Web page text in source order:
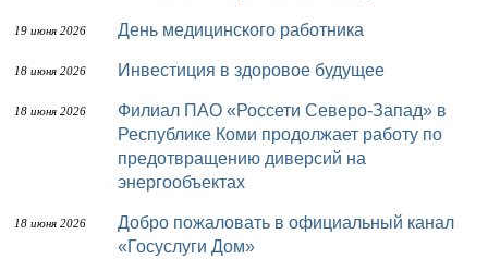
19 июня 2026 День медицинского работника
18 июня 2026 Инвестиция в здоровое будущее
18 июня 2026
Филиал ПАО «Россети Северо-Запад» в
Республике Коми продолжает работу по
предотвращению диверсий на
энергообъектах
18 июня 2026
Добро пожаловать в официальный канал
«Госуслуги Дом»